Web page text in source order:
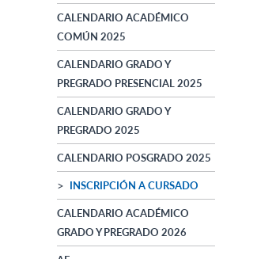
CALENDARIO ACADÉMICO
COMÚN 2025
CALENDARIO GRADO Y
PREGRADO PRESENCIAL 2025
CALENDARIO GRADO Y
PREGRADO 2025
CALENDARIO POSGRADO 2025
INSCRIPCIÓN A CURSADO
CALENDARIO ACADÉMICO
GRADO Y PREGRADO 2026